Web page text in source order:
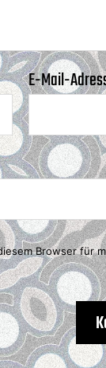
E-Mail-
Browser für